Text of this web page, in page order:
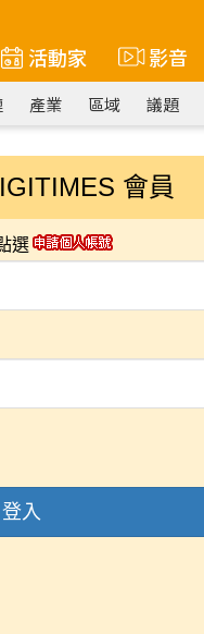
活動家 影音
產業 區域 議題
會員
選
登入